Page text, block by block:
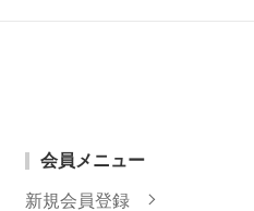
会員メニュー
新規会員登録